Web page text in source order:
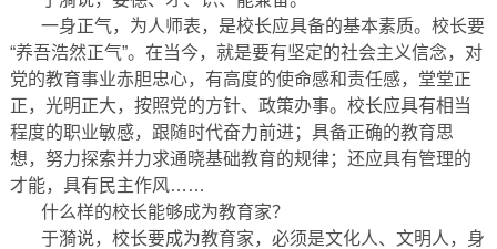
一身正气，为人师表，是校长应具备的基本素质。校长要
“养吾浩然正气”。在当今，就是要有坚定的社会主义信念，对
党的教育事业赤胆忠心，有高度的使命感和责任感，堂堂正
正，光明正大，按照党的方针、政策办事。校长应具有相当
程度的职业敏感，跟随时代奋力前进；具备正确的教育思
想，努力探索并力求通晓基础教育的规律；还应具有管理的
才能，具有民主作风……
什么样的校长能够成为教育家？
于漪说，校长要成为教育家，必须是文化人、文明人，身